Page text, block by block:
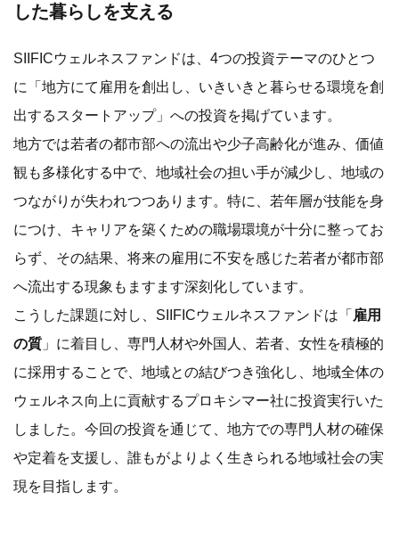
した暮らしを支える
SIIFICウェルネスファンドは、4つの投資テーマのひとつ
に「地方にて雇用を創出し、いきいきと暮らせる環境を創
出するスタートアップ」への投資を掲げています。
地方では若者の都市部への流出や少子高齢化が進み、価値
観も多様化する中で、地域社会の担い手が減少し、地域の
つながりが失われつつあります。特に、若年層が技能を身
につけ、キャリアを築くための職場環境が十分に整ってお
らず、その結果、将来の雇用に不安を感じた若者が都市部
へ流出する現象もますます深刻化しています。
こうした課題に対し、SIIFICウェルネスファンドは「 雇用
の質 」に着目し、専門人材や外国人、若者、女性を積極的
に採用することで、地域との結びつき強化し、地域全体の
ウェルネス向上に貢献するプロキシマー社に投資実行いた
しました。今回の投資を通じて、地方での専門人材の確保
や定着を支援し、誰もがよりよく生きられる地域社会の実
現を目指します。